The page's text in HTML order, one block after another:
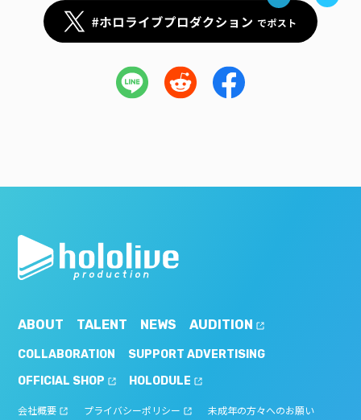
ABOUT TALENT NEWS AUDITION
COLLABORATION
SUPPORT ADVERTISING
OFFICIAL SHOP
HOLODULE
会社概要 プライバシーポリシー 未成年の方々へのお願い